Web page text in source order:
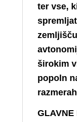
ter vse,
širokim
popoln
GLAVNE